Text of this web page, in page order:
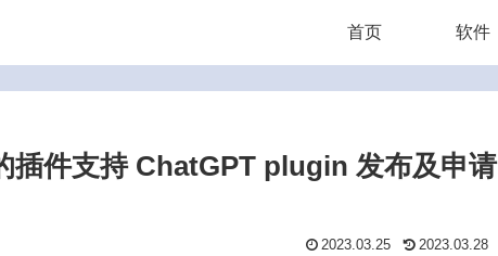
首页 软件
插件支持 ChatGPT plugin 发布及申请
2023.03.25 2023.03.28